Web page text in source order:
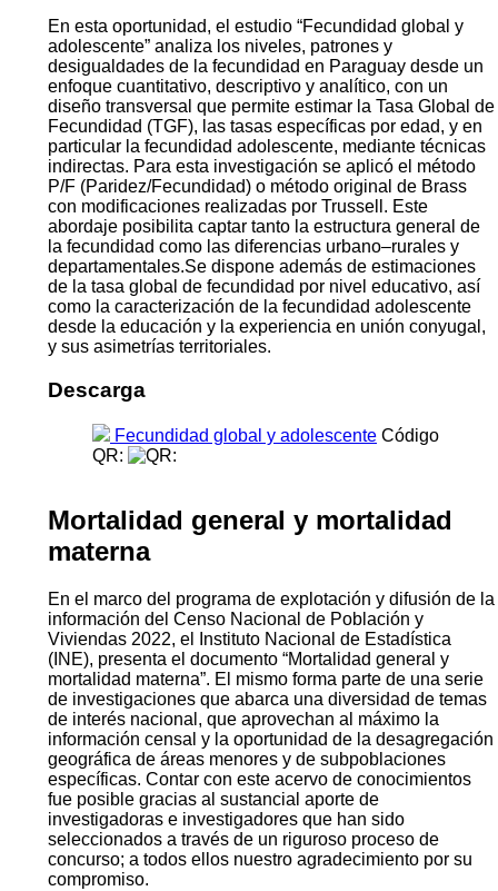
En esta oportunidad, el estudio “Fecundidad global y
adolescente” analiza los niveles, patrones y
desigualdades de la fecundidad en Paraguay desde un
enfoque cuantitativo, descriptivo y analítico, con un
diseño transversal que permite estimar la Tasa Global de
Fecundidad (TGF), las tasas específicas por edad, y en
particular la fecundidad adolescente, mediante técnicas
indirectas. Para esta investigación se aplicó el método
P/F (Paridez/Fecundidad) o método original de Brass
con modificaciones realizadas por Trussell. Este
abordaje posibilita captar tanto la estructura general de
la fecundidad como las diferencias urbano–rurales y
departamentales.Se dispone además de estimaciones
de la tasa global de fecundidad por nivel educativo, así
como la caracterización de la fecundidad adolescente
desde la educación y la experiencia en unión conyugal,
y sus asimetrías territoriales.
Descarga
Fecundidad global y adolescente Código
QR:
Mortalidad general y mortalidad
materna
En el marco del programa de explotación y difusión de la
información del Censo Nacional de Población y
Viviendas 2022, el Instituto Nacional de Estadística
(INE), presenta el documento “Mortalidad general y
mortalidad materna”. El mismo forma parte de una serie
de investigaciones que abarca una diversidad de temas
de interés nacional, que aprovechan al máximo la
información censal y la oportunidad de la desagregación
geográfica de áreas menores y de subpoblaciones
específicas. Contar con este acervo de conocimientos
fue posible gracias al sustancial aporte de
investigadoras e investigadores que han sido
seleccionados a través de un riguroso proceso de
concurso; a todos ellos nuestro agradecimiento por su
compromiso.